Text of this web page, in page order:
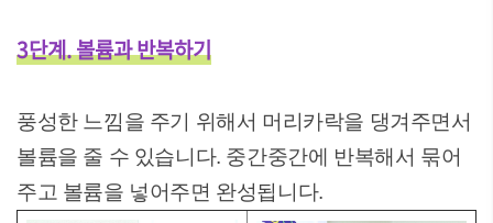
3단계. 볼륨과 반복하기
풍성한 느낌을 주기 위해서 머리카락을 댕겨주면서
볼륨을 줄 수 있습니다. 중간중간에 반복해서 묶어
주고 볼륨을 넣어주면 완성됩니다.